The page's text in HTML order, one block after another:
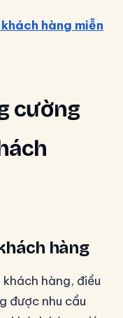
hàng miễn
cường
hàng
hàng, điều
được nhu cầu